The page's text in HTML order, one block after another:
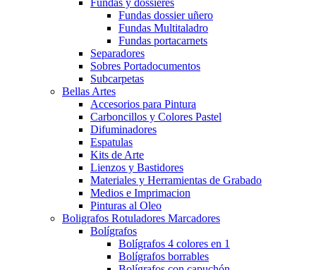
Fundas y dossieres
Fundas dossier uñero
Fundas Multitaladro
Fundas portacarnets
Separadores
Sobres Portadocumentos
Subcarpetas
Bellas Artes
Accesorios para Pintura
Carboncillos y Colores Pastel
Difuminadores
Espatulas
Kits de Arte
Lienzos y Bastidores
Materiales y Herramientas de Grabado
Medios e Imprimacion
Pinturas al Oleo
Boligrafos Rotuladores Marcadores
Bolígrafos
Bolígrafos 4 colores en 1
Bolígrafos borrables